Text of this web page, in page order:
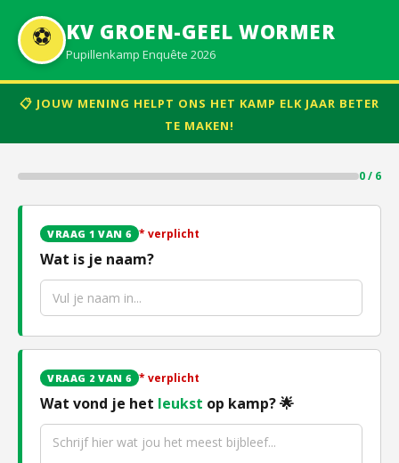
⚽ KV GROEN-GEEL WORMER
Pupillenkamp Enquête 2026
📋 JOUW MENING HELPT ONS HET KAMP ELK JAAR BETER
TE MAKEN!
0 / 6
VRAAG 1 VAN 6 * verplicht
Wat is je naam?
VRAAG 2 VAN 6 * verplicht
Wat vond je het leukst op kamp? 🌟